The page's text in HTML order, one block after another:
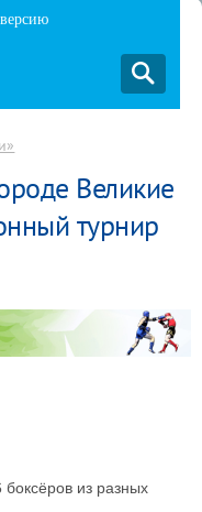
Великие
турнир
из разных